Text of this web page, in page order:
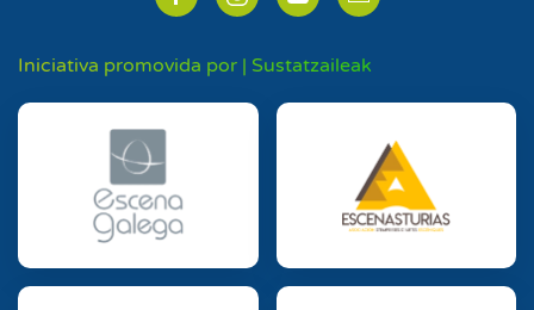
Iniciativa promovida por | Sustatzaileak